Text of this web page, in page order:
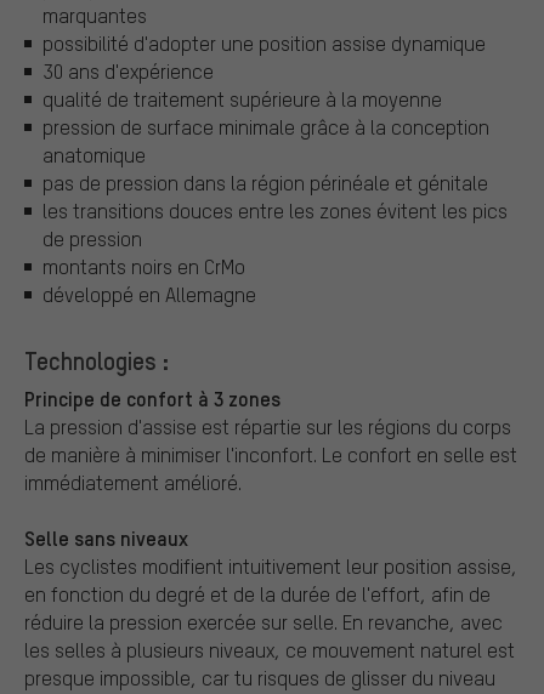
marquantes
possibilité d'adopter une position assise dynamique
30 ans d'expérience
qualité de traitement supérieure à la moyenne
pression de surface minimale grâce à la conception
anatomique
pas de pression dans la région périnéale et génitale
les transitions douces entre les zones évitent les pics
de pression
montants noirs en CrMo
développé en Allemagne
Technologies :
Principe de confort à 3 zones
La pression d'assise est répartie sur les régions du corps
de manière à minimiser l'inconfort. Le confort en selle est
immédiatement amélioré.
Selle sans niveaux
Les cyclistes modifient intuitivement leur position assise,
en fonction du degré et de la durée de l'effort, afin de
réduire la pression exercée sur selle. En revanche, avec
les selles à plusieurs niveaux, ce mouvement naturel est
presque impossible, car tu risques de glisser du niveau